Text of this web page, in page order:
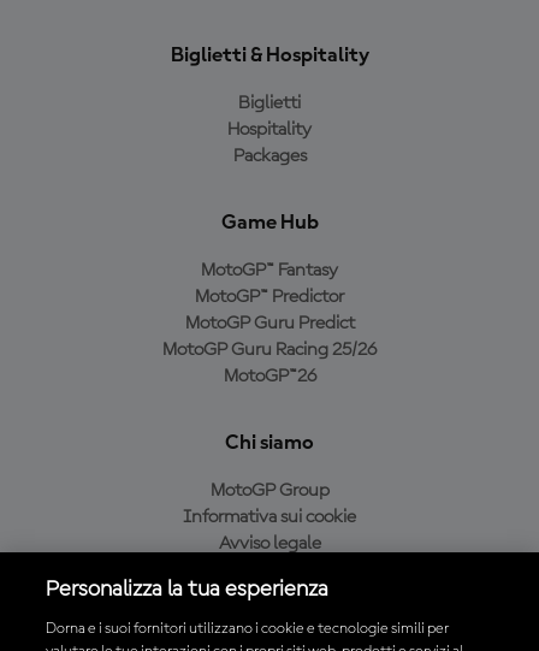
Biglietti & Hospitality
Biglietti
Hospitality
Packages
Game Hub
MotoGP™ Fantasy
MotoGP™ Predictor
MotoGP Guru Predict
MotoGP Guru Racing 25/26
MotoGP™26
Chi siamo
MotoGP Group
Informativa sui cookie
Avviso legale
Condizioni di acquisto
Personalizza la tua esperienza
Dorna e i suoi fornitori utilizzano i cookie e tecnologie simili per